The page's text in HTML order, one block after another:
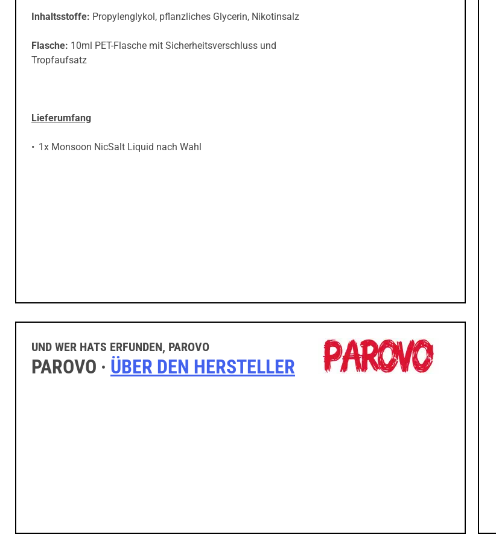
Inhaltsstoffe: Propylenglykol, pflanzliches Glycerin, Nikotinsalz
Flasche: 10ml PET-Flasche mit Sicherheitsverschluss und
Tropfaufsatz
Lieferumfang
1x Monsoon NicSalt Liquid nach Wahl
UND WER HATS ERFUNDEN, PAROVO
PAROVO · ÜBER DEN HERSTELLER